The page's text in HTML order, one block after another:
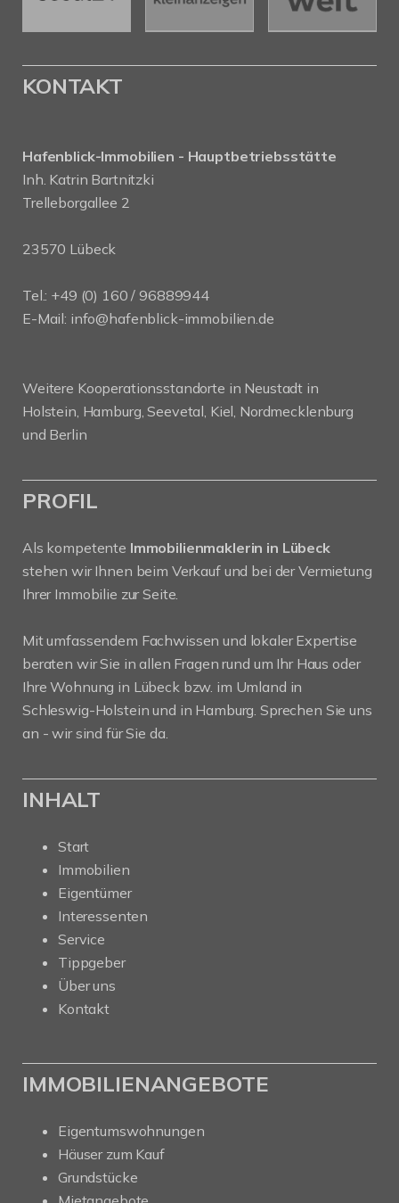
KONTAKT
Hafenblick-Immobilien - Hauptbetriebsstätte
Inh. Katrin Bartnitzki
Trelleborgallee 2
23570 Lübeck
Tel.: +49 (0) 160 / 96889944
E-Mail: info@hafenblick-immobilien.de
Weitere Kooperationsstandorte in Neustadt in
Holstein, Hamburg, Seevetal, Kiel, Nordmecklenburg
und Berlin
PROFIL
Als kompetente Immobilienmaklerin in Lübeck
stehen wir Ihnen beim Verkauf und bei der Vermietung
Ihrer Immobilie zur Seite.
Mit umfassendem Fachwissen und lokaler Expertise
beraten wir Sie in allen Fragen rund um Ihr Haus oder
Ihre Wohnung in Lübeck bzw. im Umland in
Schleswig-Holstein und in Hamburg. Sprechen Sie uns
an - wir sind für Sie da.
INHALT
Start
Immobilien
Eigentümer
Interessenten
Service
Tippgeber
Über uns
Kontakt
IMMOBILIENANGEBOTE
Eigentumswohnungen
Häuser zum Kauf
Grundstücke